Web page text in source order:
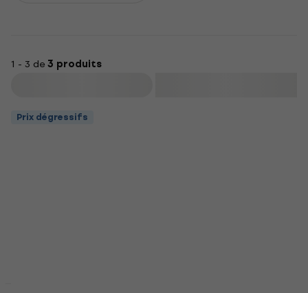
1 - 3 de3 produits
Prix dégressifs